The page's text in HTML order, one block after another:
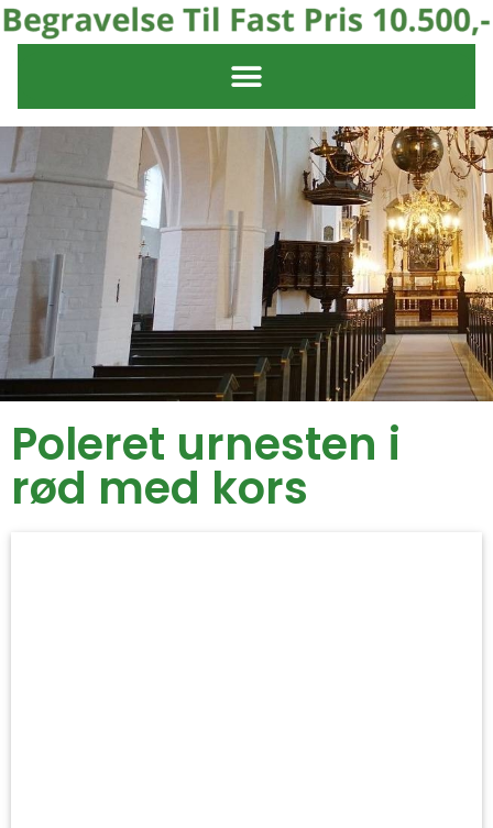
Poleret urnesten i
rød med kors